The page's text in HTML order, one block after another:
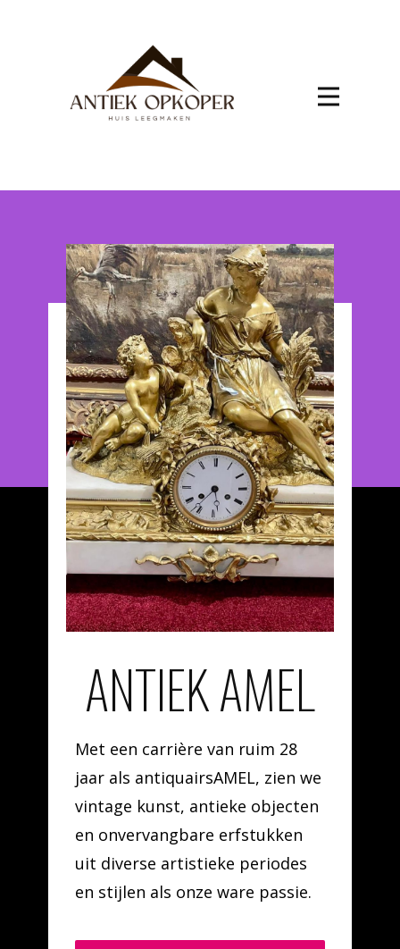
ANTIEK AMEL
Met een carrière van ruim 28
jaar als antiquairsAMEL, zien we
vintage kunst, antieke objecten
en onvervangbare erfstukken
uit diverse artistieke periodes
en stijlen als onze ware passie.